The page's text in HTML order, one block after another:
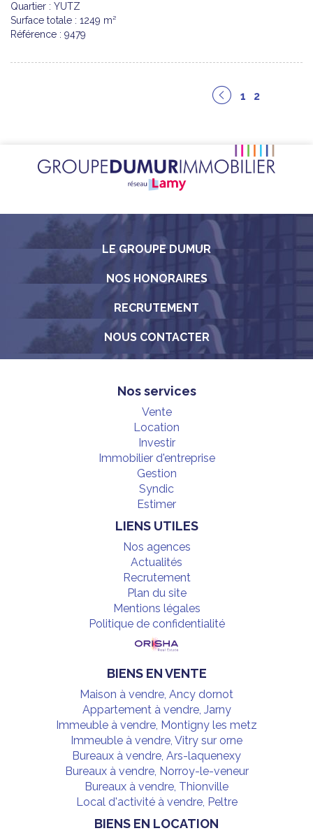
Quartier : YUTZ
Surface totale : 1249 m²
Référence : 9479
1 2
LE GROUPE DUMUR
NOS HONORAIRES
RECRUTEMENT
NOUS CONTACTER
Nos services
Vente
Location
Investir
Immobilier d'entreprise
Gestion
Syndic
Estimer
LIENS UTILES
Nos agences
Actualités
Recrutement
Plan du site
Mentions légales
Politique de confidentialité
BIENS EN VENTE
Maison à vendre, Ancy dornot
Appartement à vendre, Jarny
Immeuble à vendre, Montigny les metz
Immeuble à vendre, Vitry sur orne
Bureaux à vendre, Ars-laquenexy
Bureaux à vendre, Norroy-le-veneur
Bureaux à vendre, Thionville
Local d'activité à vendre, Peltre
BIENS EN LOCATION